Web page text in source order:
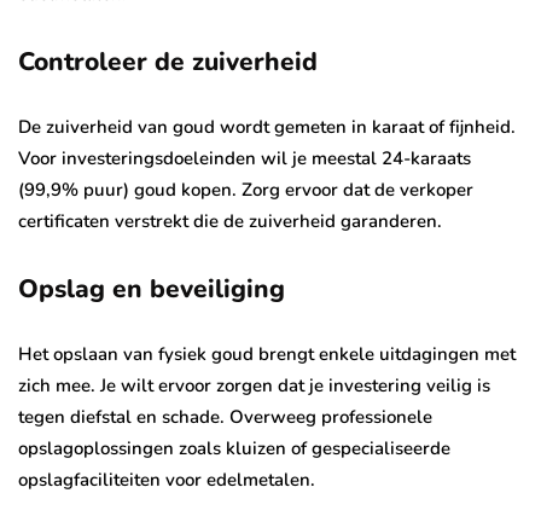
Controleer de zuiverheid
De zuiverheid van goud wordt gemeten in karaat of fijnheid.
Voor investeringsdoeleinden wil je meestal 24-karaats
(99,9% puur) goud kopen. Zorg ervoor dat de verkoper
certificaten verstrekt die de zuiverheid garanderen.
Opslag en beveiliging
Het opslaan van fysiek goud brengt enkele uitdagingen met
zich mee. Je wilt ervoor zorgen dat je investering veilig is
tegen diefstal en schade. Overweeg professionele
opslagoplossingen zoals kluizen of gespecialiseerde
opslagfaciliteiten voor edelmetalen.